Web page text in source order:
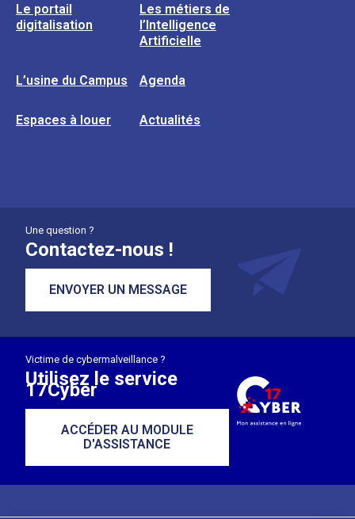
Le portail
digitalisation
Les métiers de
l’Intelligence
Artificielle
L’usine du Campus Agenda
Espaces à louer Actualités
Une question ?
Contactez-nous !
ENVOYER UN MESSAGE
Victime de cybermalveillance ?
Utilisez le service
17Cyber
ACCÉDER AU MODULE
D'ASSISTANCE